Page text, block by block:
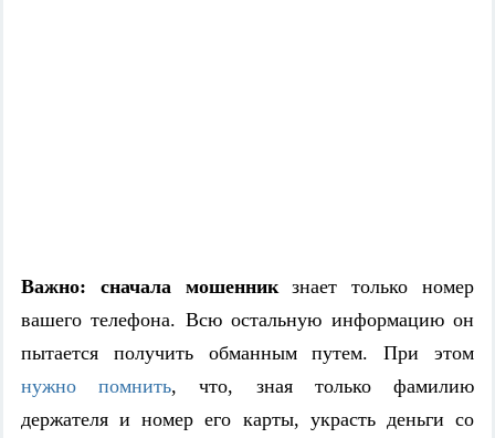
Важно: сначала мошенникзнает только номер
вашего телефона. Всю остальную информацию он
пытается получить обманным путем. При этом
нужно помнить, что, зная только фамилию
держателя и номер его карты, украсть деньги со